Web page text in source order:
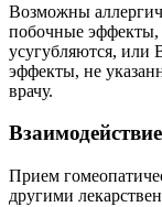
Возможны
побочные эффекты,
усугубляются, или
эффекты, не
врачу.
Взаимодействие
Прием
другими